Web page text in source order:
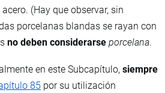
(Hay que observar, sin
porcelanas blandas se rayan con
no deben considerarse porcelana.
en este Subcapítulo, siempre
85 por su utilización